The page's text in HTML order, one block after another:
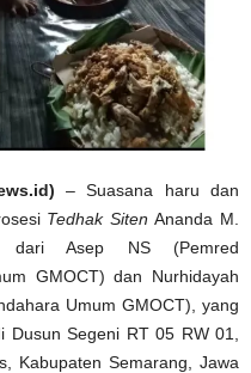
– Suasana haru dan
Tedhak Siten Ananda M.
dari Asep NS (Pemred
GMOCT) dan Nurhidayah
Umum GMOCT), yang
Segeni RT 05 RW 01,
Kabupaten Semarang, Jawa